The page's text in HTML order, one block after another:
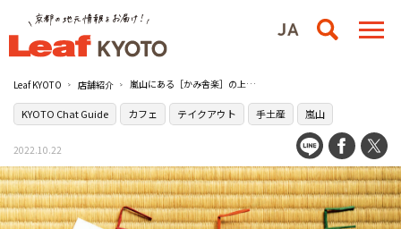
Leaf KYOTO 店舗紹介 嵐山にある［かみ舎楽］の上質素材の香りを京土産に
KYOTO Chat Guide カフェ テイクアウト 手土産 嵐山
2022.10.22